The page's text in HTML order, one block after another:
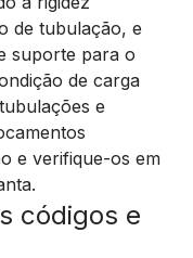
de tubulação, e
suporte para o
de carga
e
e verifique-os em
códigos e